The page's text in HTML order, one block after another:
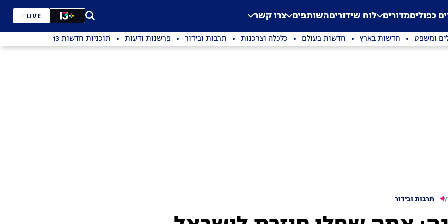
Application error: a
. כפוליםמדורים לוח שידוריםהשותפים צרו קשר LIVE
ומשפט חדשות בארץ חדשות בעולם כלכלה וצרכנות תרבות ובידור פרשנות ודעות תוכניות חדשות 13
תרבות ובידור